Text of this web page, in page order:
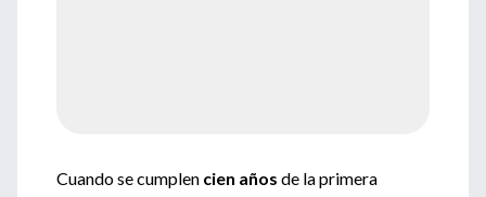
Cuando se cumplen cien años de la primera